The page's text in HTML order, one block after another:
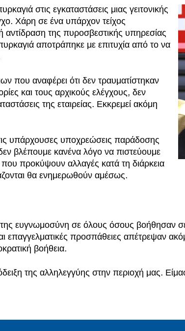
στις εγκαταστάσεις μιας γειτονικής
Χάρη σε ένα υπάρχον τείχος
αντίδραση της πυροσβεστικής υπηρεσίας
αποτράπηκε με επιτυχία από το να
που αναφέρει ότι δεν τραυματίστηκαν
και τους αρχικούς ελέγχους, δεν
της εταιρείας. Εκκρεμεί ακόμη
υπάρχουσες υποχρεώσεις παράδοσης
βλέπουμε κανένα λόγο να πιστεύουμε
προκύψουν αλλαγές κατά τη διάρκεια
θα ενημερωθούν αμέσως.
της ευγνωμοσύνη σε όλους όσους βοήθησαν
προσπάθειες απέτρεψαν
βοήθεια.
της αλληλεγγύης στην περιοχή μας.